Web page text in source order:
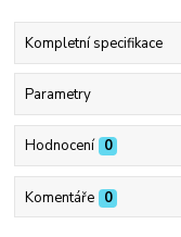
Kompletní specifikace
Parametry
Hodnocení 0
Komentáře 0